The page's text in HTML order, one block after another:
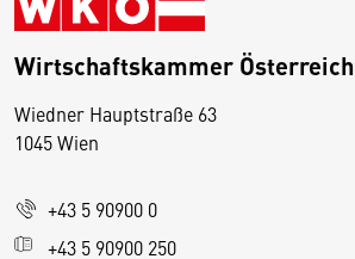
Wirtschaftskammer Österreich
Wiedner Hauptstraße 63
1045 Wien
+43 5 90900 0
+43 5 90900 250
D
s
e